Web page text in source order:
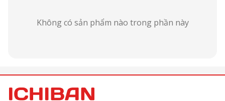
Không có sản phẩm nào trong phần này